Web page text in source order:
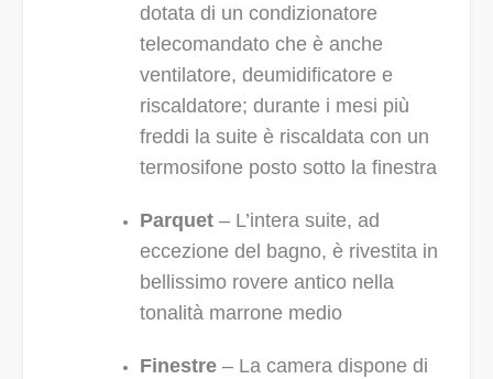
dotata di un condizionatore
telecomandato che è anche
ventilatore, deumidificatore e
riscaldatore; durante i mesi più
freddi la suite è riscaldata con un
termosifone posto sotto la finestra
Parquet – L’intera suite, ad
eccezione del bagno, è rivestita in
bellissimo rovere antico nella
tonalità marrone medio
Finestre – La camera dispone di